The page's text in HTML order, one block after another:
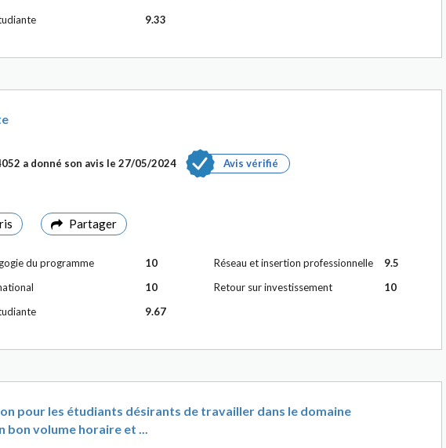
9.33
a donné son avis le 27/05/2024 Avis vérifié
Partager
du programme
10
10
9.67
Réseau et insertion professionnelle
9.5
Retour sur investissement
10
pour les étudiants désirants de travailler dans le domaine
bon volume horaire et ...